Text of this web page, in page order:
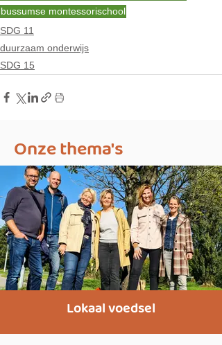
bussumse montessorischool
SDG 11
duurzaam onderwijs
SDG 15
Onze thema's
Lokaal voedsel